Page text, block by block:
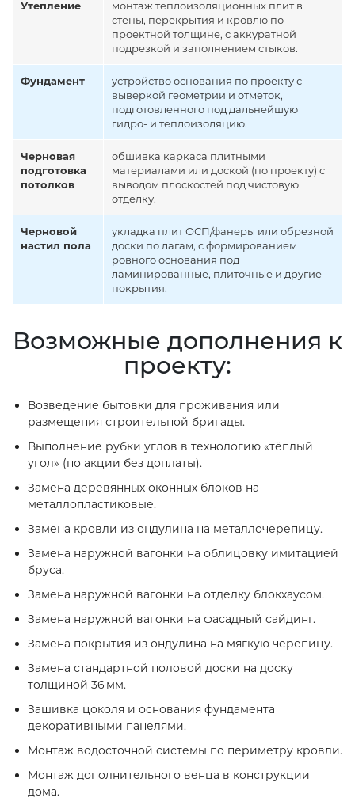
Утепление
монтаж теплоизоляционных плит в
стены, перекрытия и кровлю по
проектной толщине, с аккуратной
подрезкой и заполнением стыков.
Фундамент
устройство основания по проекту с
выверкой геометрии и отметок,
подготовленного под дальнейшую
гидро- и теплоизоляцию.
Черновая
подготовка
потолков
обшивка каркаса плитными
материалами или доской (по проекту) с
выводом плоскостей под чистовую
отделку.
Черновой
настил пола
укладка плит ОСП/фанеры или обрезной
доски по лагам, с формированием
ровного основания под
ламинированные, плиточные и другие
покрытия.
Возможные дополнения к
проекту:
Возведение бытовки для проживания или
размещения строительной бригады.
Выполнение рубки углов в технологию «тёплый
угол» (по акции без доплаты).
Замена деревянных оконных блоков на
металлопластиковые.
Замена кровли из ондулина на металлочерепицу.
Замена наружной вагонки на облицовку имитацией
бруса.
Замена наружной вагонки на отделку блокхаусом.
Замена наружной вагонки на фасадный сайдинг.
Замена покрытия из ондулина на мягкую черепицу.
Замена стандартной половой доски на доску
толщиной 36 мм.
Зашивка цоколя и основания фундамента
декоративными панелями.
Монтаж водосточной системы по периметру кровли.
Монтаж дополнительного венца в конструкции
дома.